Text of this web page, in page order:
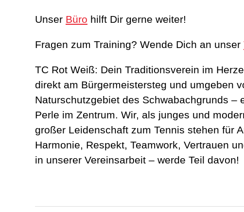
Unser Büro hilft Dir gerne weiter!
Fragen zum Training? Wende Dich an unser
TC Rot Weiß: Dein Traditionsverein im
direkt am Bürgermeistersteg und umgeben
Naturschutzgebiet des Schwabachgrunds –
Perle im Zentrum. Wir, als junges und
großer Leidenschaft zum Tennis stehen für
Harmonie, Respekt, Teamwork, Vertrauen
in unserer Vereinsarbeit – werde Teil davon!